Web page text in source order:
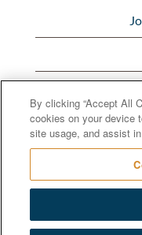
By clicking “Accept All
cookies on your device
site usage, and assist